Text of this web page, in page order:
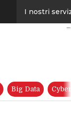
I nostri
Big Data